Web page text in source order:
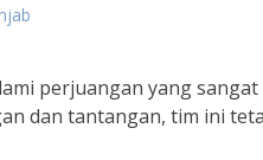
perjuangan yang
dan tantangan, tim ini